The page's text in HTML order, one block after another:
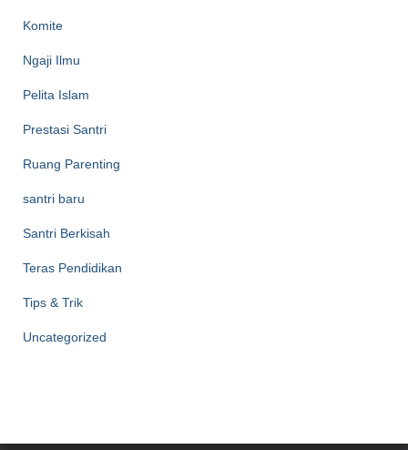
Komite
Ngaji Ilmu
Pelita Islam
Prestasi Santri
Ruang Parenting
santri baru
Santri Berkisah
Teras Pendidikan
Tips & Trik
Uncategorized